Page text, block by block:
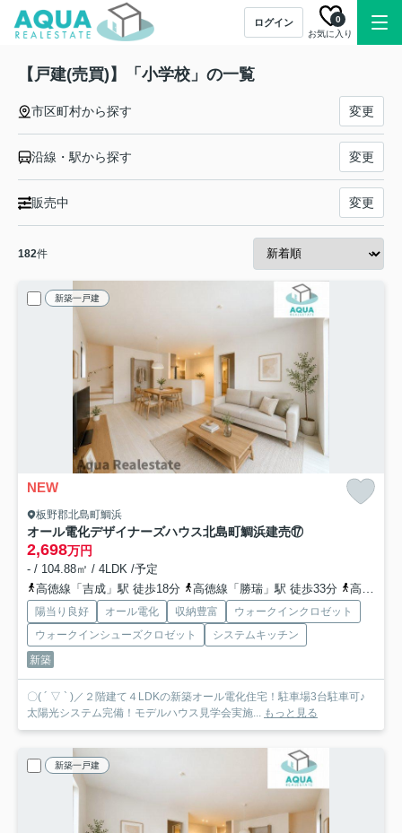
ログイン
お気に入り
0
【戸建(売買)】「小学校」の一覧
市区町村から探す 変更
沿線・駅から探す 変更
販売中 変更
182件
新築一戸建
NEW
板野郡北島町鯛浜
オール電化デザイナーズハウス北島町鯛浜建売⑰
2,698万円
- / 104.88㎡ / 4LDK /予定
高徳線「吉成」駅 徒歩18分
高徳線「勝瑞」駅 徒歩33分 高徳線「佐古」駅 徒歩69分
陽当り良好 オール電化 収納豊富
ウォークインクロゼット
ウォークインシューズクロゼット
システムキッチン
新築
〇( ´ ▽ ` )／２階建て４LDKの新築オール電化住宅！駐車場3台駐車可♪
太陽光システム完備！モデルハウス見学会実施... もっと見る
新築一戸建